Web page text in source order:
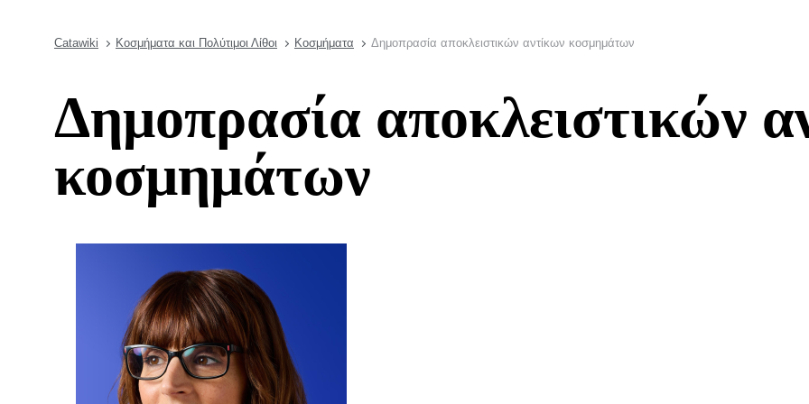
Catawiki Κοσμήματα και Πολύτιμοι Λίθοι Κοσμήματα Δημοπρασία αποκλειστικών αντίκων κοσμημάτων
Δημοπρασία αποκλειστικών
κοσμημάτων